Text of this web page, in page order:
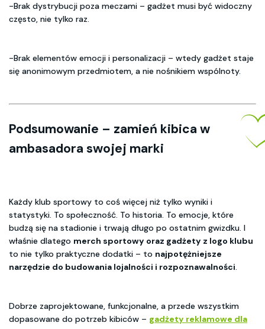
-Brak dystrybucji poza meczami – gadżet musi być widoczny
często, nie tylko raz.
-Brak elementów emocji i personalizacji – wtedy gadżet staje
się anonimowym przedmiotem, a nie nośnikiem wspólnoty.
Podsumowanie – zamień kibica w
ambasadora swojej marki
Każdy klub sportowy to coś więcej niż tylko wyniki i
statystyki. To społeczność. To historia. To emocje, które
budzą się na stadionie i trwają długo po ostatnim gwizdku. I
właśnie dlatego merch sportowy oraz gadżety z logo klubu
to nie tylko praktyczne dodatki – to najpotężniejsze
narzędzie do budowania lojalności i rozpoznawalności
Dobrze zaprojektowane, funkcjonalne, a przede wszystkim
dopasowane do potrzeb kibiców – gadżety reklamowe dla